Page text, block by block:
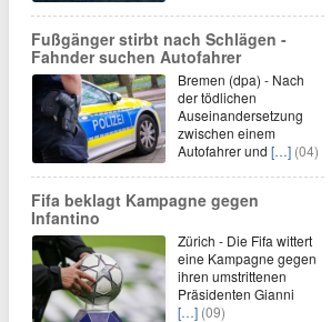
Fußgänger stirbt nach Schlägen -
Fahnder suchen Autofahrer
Bremen (dpa) - Nach
der tödlichen
Auseinandersetzung
zwischen einem
Autofahrer und […] (04)
Fifa beklagt Kampagne gegen
Infantino
Zürich - Die Fifa wittert
eine Kampagne gegen
ihren umstrittenen
Präsidenten Gianni
[…] (09)